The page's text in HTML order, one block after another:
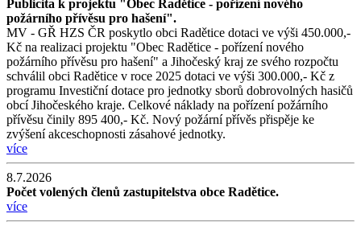
Publicita k projektu "Obec Radětice - pořízení nového
požárního přívěsu pro hašení".
MV - GŘ HZS ČR poskytlo obci Radětice dotaci ve výši 450.000,-
Kč na realizaci projektu "Obec Radětice - pořízení nového
požárního přívěsu pro hašení" a Jihočeský kraj ze svého rozpočtu
schválil obci Radětice v roce 2025 dotaci ve výši 300.000,- Kč z
programu Investiční dotace pro jednotky sborů dobrovolných hasičů
obcí Jihočeského kraje. Celkové náklady na pořízení požárního
přívěsu činily 895 400,- Kč. Nový požární přívěs přispěje ke
zvýšení akceschopnosti zásahové jednotky.
více
8.7.2026
Počet volených členů zastupitelstva obce Radětice.
více